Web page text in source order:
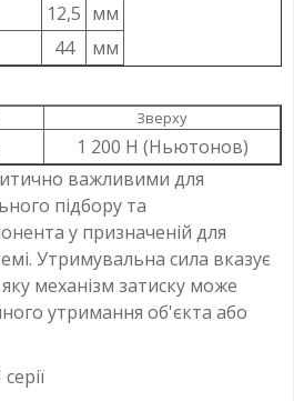
12,5 мм
44
мм
Зверху
1 200 Н (Ньютонов)
важливими для
підбору та
у призначеній для
Утримувальна сила вказує
механізм затиску може
утримання об'єкта або